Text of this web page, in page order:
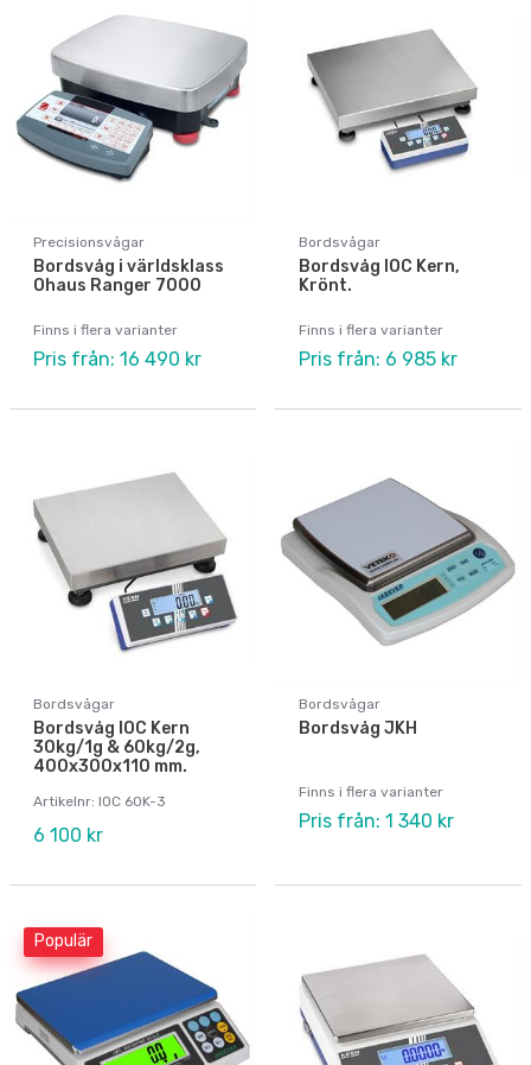
Precisionsvågar
Bordsvåg i världsklass
Ohaus Ranger 7000
Finns i flera varianter
Pris från: 16 490 kr
Bordsvågar
Bordsvåg IOC Kern,
Krönt.
Finns i flera varianter
Pris från: 6 985 kr
Bordsvågar
Bordsvåg IOC Kern
30kg/1g & 60kg/2g,
400x300x110 mm.
Artikelnr: IOC 60K-3
6 100 kr
Bordsvågar
Bordsvåg JKH
Finns i flera varianter
Pris från: 1 340 kr
Populär